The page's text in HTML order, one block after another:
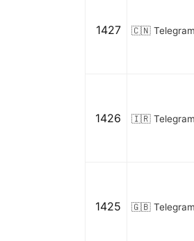
1427 🇨🇳 Telegram
1426 🇮🇷 Telegram
1425 🇬🇧 Telegram